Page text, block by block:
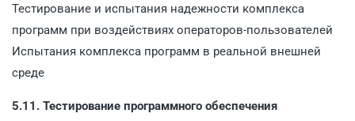
Тестирование и испытания надежности комплекса
программ при воздействиях операторов-пользователей
Испытания комплекса программ в реальной внешней
среде
5.11. Тестирование программного обеспечения